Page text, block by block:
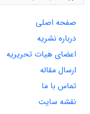
صفحه اصلی
درباره نشریه
اعضای هیات تحریریه
ارسال مقاله
تماس با ما
نقشه سایت